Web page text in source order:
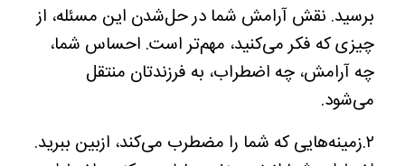
برسید. نقش آرامش شما در حل‌شدن این مسئله، از
چیزی که فکر می‌کنید، مهم‌تر است. احساس شما،
چه آرامش، چه اضطراب، به فرزندتان منتقل
می‌شود.
۲.زمینه‌‌هایی که شما را مضطرب می‌کند، ازبین ببرید.